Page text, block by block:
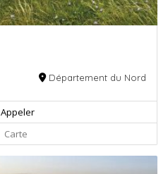
Département du Nord
Appeler
Carte